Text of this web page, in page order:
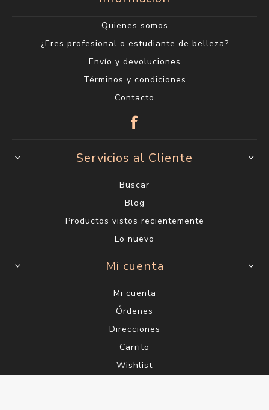
Quienes somos
¿Eres profesional o estudiante de belleza?
Envío y devoluciones
Términos y condiciones
Contacto
Servicios al Cliente
Buscar
Blog
Productos vistos recientemente
Lo nuevo
Mi cuenta
Mi cuenta
Órdenes
Direcciones
Carrito
Wishlist